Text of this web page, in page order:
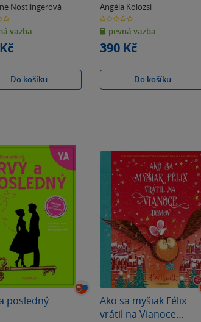
Nostlingerová
vazba
Do košíku
Angéla Kolozsi
0.0
z
5
hvězdiček
pevná vazba
390 Kč
Do košíku
posledný
Ako sa myšiak Félix
vrátil na Vianoce